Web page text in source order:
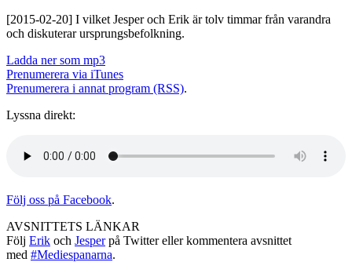
[2015-02-20] I vilket Jesper och Erik är tolv timmar från varandra
och diskuterar ursprungsbefolkning.
Ladda ner som mp3
Prenumerera via iTunes
Prenumerera i annat program (RSS).
Lyssna direkt:
Följ oss på Facebook.
AVSNITTETS LÄNKAR
Följ Erik och Jesperpå Twitter eller kommentera avsnittet
med #Mediespanarna.